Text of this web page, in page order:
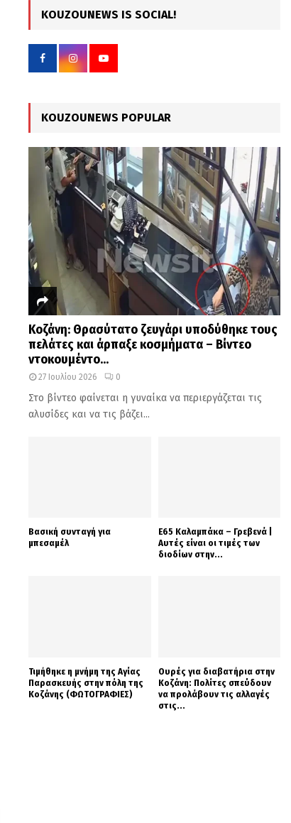
r
KOUZOUNEWS IS SOCIAL!
KOUZOUNEWS POPULAR
Κοζάνη: Θρασύτατο ζευγάρι υποδύθηκε τους
πελάτες και άρπαξε κοσμήματα – Βίντεο
ντοκουμέντο...
27 Ιουλίου 2026 0
Στο βίντεο φαίνεται η γυναίκα να περιεργάζεται τις
αλυσίδες και να τις βάζει...
Βασική συνταγή για
μπεσαμέλ
Ε65 Καλαμπάκα – Γρεβενά |
Αυτές είναι οι τιμές των
διοδίων στην...
Τιμήθηκε η μνήμη της Αγίας
Παρασκευής στην πόλη της
Κοζάνης (ΦΩΤΟΓΡΑΦΙΕΣ)
Ουρές για διαβατήρια στην
Κοζάνη: Πολίτες σπεύδουν
να προλάβουν τις αλλαγές
στις...